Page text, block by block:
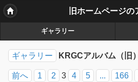
ギャラリー
ギャラリー KRGCアルバム（旧）
前へ 1 2 3 4 5 ... 166